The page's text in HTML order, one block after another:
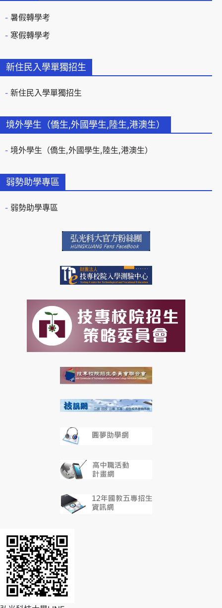
暑假轉學考
寒假轉學考
新住民入學單獨招生
新住民入學單獨招生
境外學生（僑生,外國學生,陸生,港澳生）
境外學生（僑生,外國學生,陸生,港澳生）
弱勢助學專區
弱勢助學專區